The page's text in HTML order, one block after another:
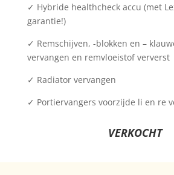
✓ Hybride healthcheck accu (met
garantie!)
✓ Remschijven, -blokken en –
vervangen en remvloeistof ververst
✓ Radiator vervangen
✓ Portiervangers voorzijde li en re
VERKOCHT